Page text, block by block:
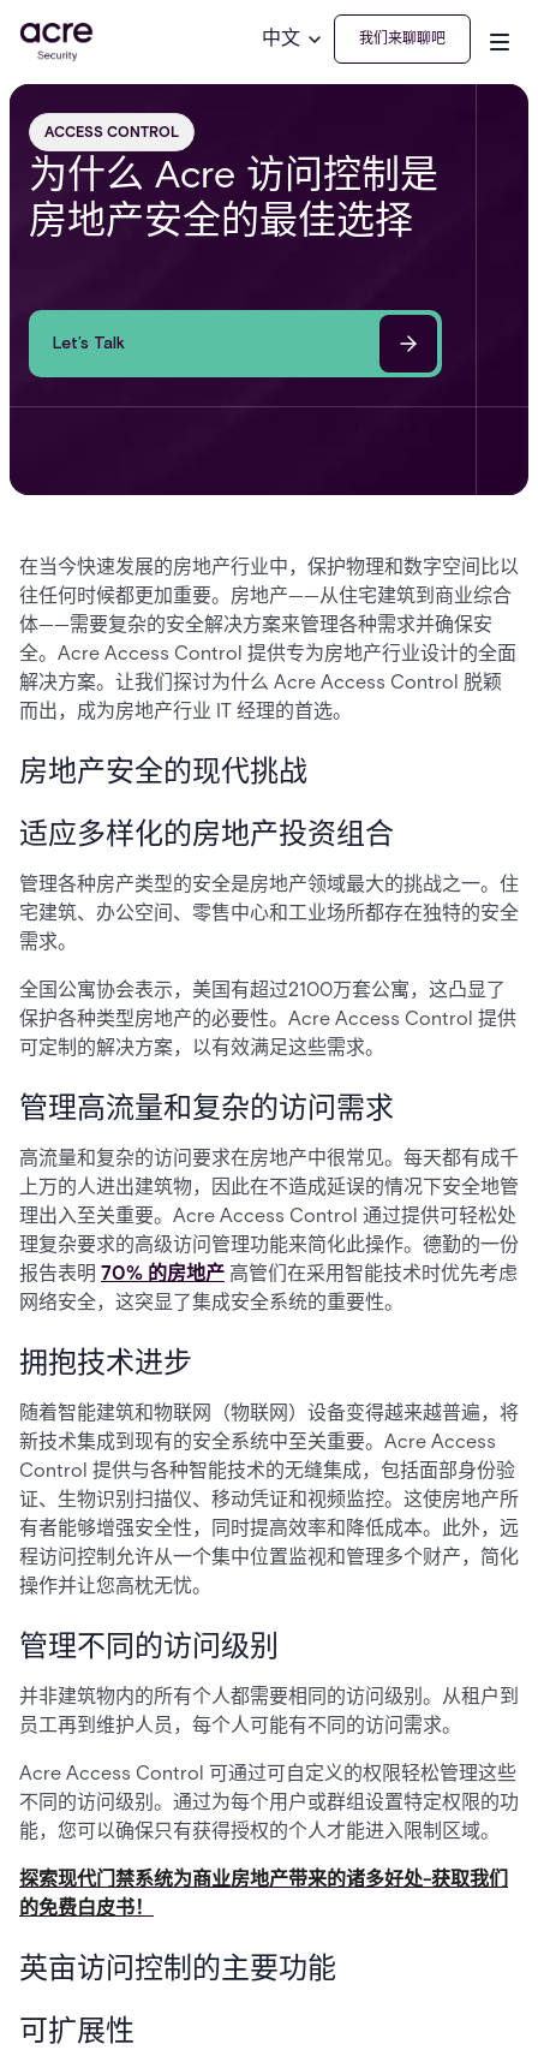
中文 我们来聊聊吧
ACCESS CONTROL
为什么 Acre 访问控制是
房地产安全的最佳选择
Let’s Talk
在当今快速发展的房地产行业中，保护物理和数字空间比以
往任何时候都更加重要。房地产——从住宅建筑到商业综合
体——需要复杂的安全解决方案来管理各种需求并确保安
全。Acre Access Control 提供专为房地产行业设计的全面
解决方案。让我们探讨为什么 Acre Access Control 脱颖
而出，成为房地产行业 IT 经理的首选。
房地产安全的现代挑战
适应多样化的房地产投资组合
管理各种房产类型的安全是房地产领域最大的挑战之一。住
宅建筑、办公空间、零售中心和工业场所都存在独特的安全
需求。
全国公寓协会表示，美国有超过2100万套公寓，这凸显了
保护各种类型房地产的必要性。Acre Access Control 提供
可定制的解决方案，以有效满足这些需求。
管理高流量和复杂的访问需求
高流量和复杂的访问要求在房地产中很常见。每天都有成千
上万的人进出建筑物，因此在不造成延误的情况下安全地管
理出入至关重要。Acre Access Control 通过提供可轻松处
理复杂要求的高级访问管理功能来简化此操作。德勤的一份
报告表明 70% 的房地产 高管们在采用智能技术时优先考虑
网络安全，这突显了集成安全系统的重要性。
拥抱技术进步
随着智能建筑和物联网（物联网）设备变得越来越普遍，将
新技术集成到现有的安全系统中至关重要。Acre Access
Control 提供与各种智能技术的无缝集成，包括面部身份验
证、生物识别扫描仪、移动凭证和视频监控。这使房地产所
有者能够增强安全性，同时提高效率和降低成本。此外，远
程访问控制允许从一个集中位置监视和管理多个财产，简化
操作并让您高枕无忧。
管理不同的访问级别
并非建筑物内的所有个人都需要相同的访问级别。从租户到
员工再到维护人员，每个人可能有不同的访问需求。
Acre Access Control 可通过可自定义的权限轻松管理这些
不同的访问级别。通过为每个用户或群组设置特定权限的功
能，您可以确保只有获得授权的个人才能进入限制区域。
探索现代门禁系统为商业房地产带来的诸多好处-获取我们
的免费白皮书！
英亩访问控制的主要功能
可扩展性